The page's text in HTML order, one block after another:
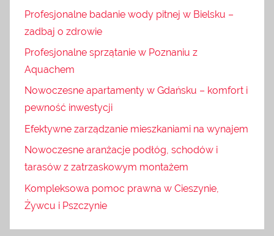
Profesjonalne badanie wody pitnej w Bielsku –
zadbaj o zdrowie
Profesjonalne sprzątanie w Poznaniu z
Aquachem
Nowoczesne apartamenty w Gdańsku – komfort i
pewność inwestycji
Efektywne zarządzanie mieszkaniami na wynajem
Nowoczesne aranżacje podłóg, schodów i
tarasów z zatrzaskowym montażem
Kompleksowa pomoc prawna w Cieszynie,
Żywcu i Pszczynie